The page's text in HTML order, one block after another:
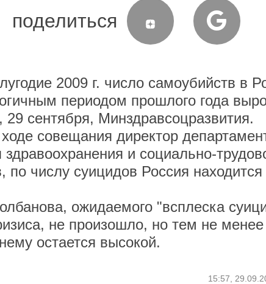
поделиться
2009 г. число самоубийств в
периодом прошлого года
29 сентября, Минздравсоцразвития.
совещания директор
здравоохранения и социально-
по числу суицидов Россия
ожидаемого "всплеска
не произошло, но тем не менее
остается высокой.
15:57,